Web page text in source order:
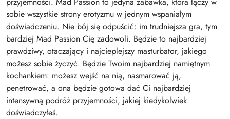
sobie wszystkie strony erotyzmu w jednym wspaniałym
doświadczeniu. Nie bój się odpuścić: im trudniejsza gra, tym
bardziej Mad Passion Cię zadowoli. Będzie to najbardziej
prawdziwy, otaczający i najcieplejszy masturbator, jakiego
możesz sobie życzyć. Będzie Twoim najbardziej namiętnym
kochankiem: możesz wejść na nią, nasmarować ją,
penetrować, a ona będzie gotowa dać Ci najbardziej
intensywną podróż przyjemności, jakiej kiedykolwiek
doświadczyłeś.